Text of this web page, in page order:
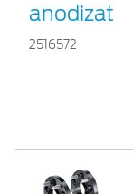
anodizat
2516572